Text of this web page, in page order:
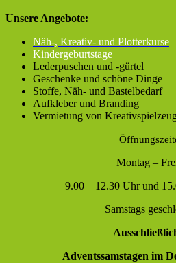
Unsere Angebote:
Näh-, Kreativ- und Plotterkurse
Kindergeburtstage
Lederpuschen und -gürtel
Geschenke und schöne Dinge
Stoffe, Näh- und Bastelbedarf
Aufkleber und Branding
Vermietung von
Montag –
9.00 – 12.30 Uhr und
Samstags
Adventssamstagen im